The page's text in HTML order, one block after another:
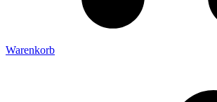
Warenkorb